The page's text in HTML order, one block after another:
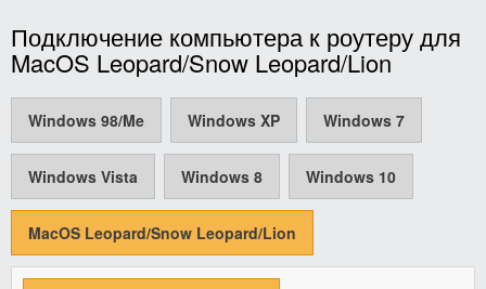
Подключение компьютера к роутеру для
MacOS Leopard/Snow Leopard/Lion
Windows 98/Me Windows XP Windows 7
Windows Vista Windows 8 Windows 10
MacOS Leopard/Snow Leopard/Lion